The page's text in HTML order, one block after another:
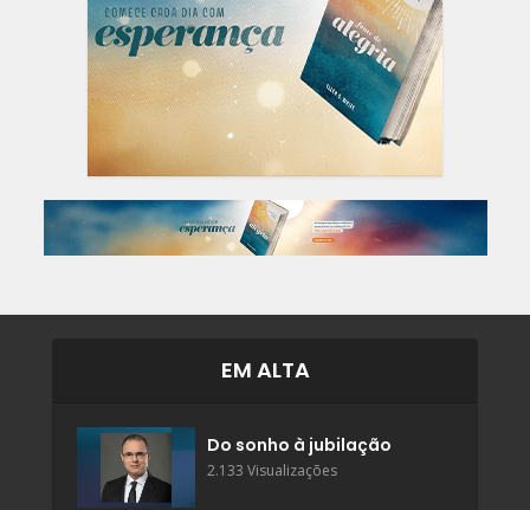
EM ALTA
Do sonho à jubilação
2.133 Visualizações